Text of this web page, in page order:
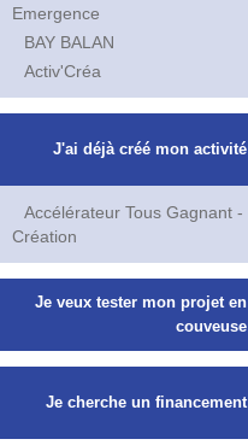
Emergence
BAY BALAN
Activ'Créa
J'ai déjà créé mon activité
Accélérateur Tous Gagnant -
Création
Je veux tester mon projet en
couveuse
Je cherche un financement